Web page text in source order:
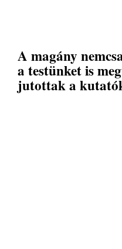
A magány
a testünket is
jutottak a